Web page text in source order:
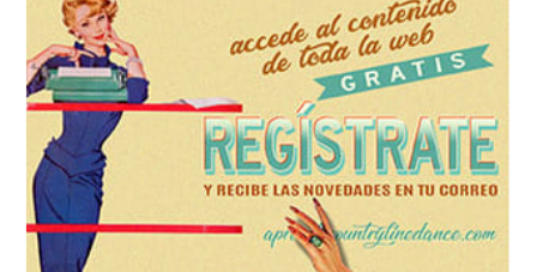
Tras registrarte tendrás acceso completo a la web. Puedes
consultar el directorio alfabético de vídeos tutoriales y
aprender la coreografía que más te apetezca. Recibirás en tu
correo la newsletter con las novedades tanto en el blog, como
de nuevos bailes. En cualquier momento puedes dar de baja
tu suscripción a la newsletter sin dejar de estar registrado.
REGÍSTRATE